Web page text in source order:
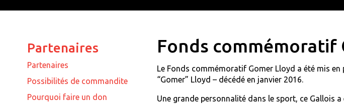
Partenaires
Partenaires
Possibilités de commandite
Pourquoi faire un don
Fonds commémoratif
Le Fonds commémoratif Gomer Lloyd a été mis
“Gomer” Lloyd – décédé en janvier 2016.
Une grande personnalité dans le sport, ce Gallois